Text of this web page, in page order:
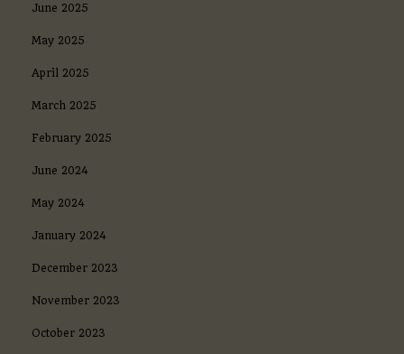
June 2025
May 2025
April 2025
March 2025
February 2025
June 2024
May 2024
January 2024
December 2023
November 2023
October 2023